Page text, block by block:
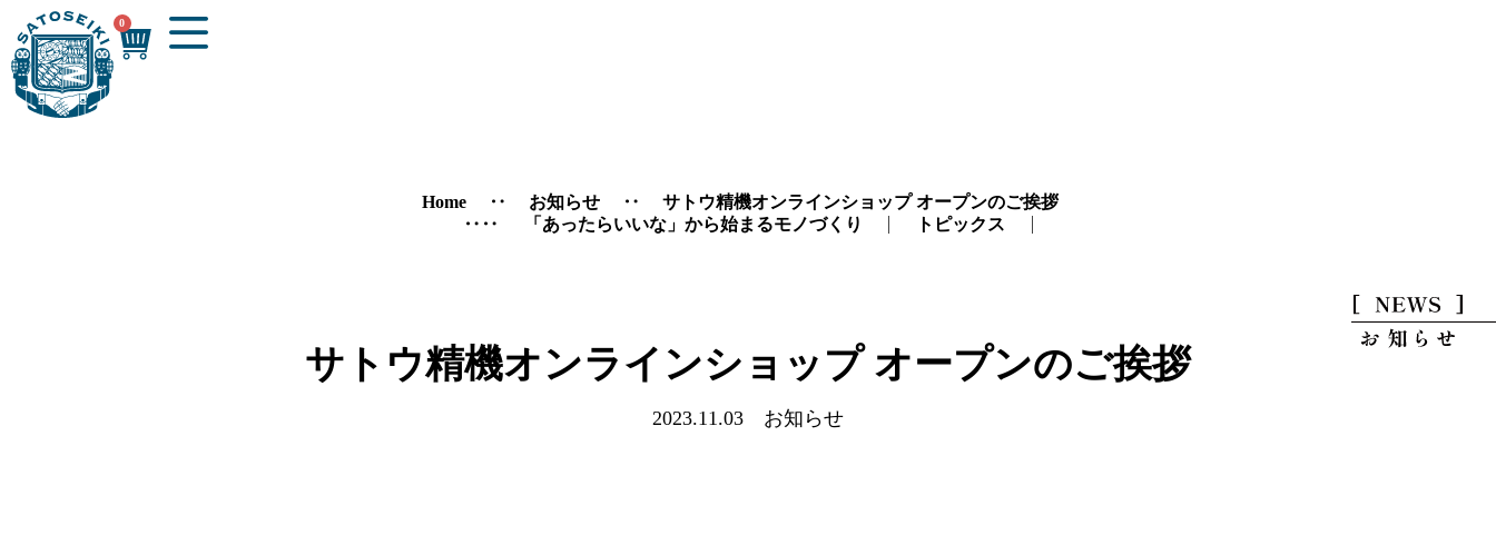
0
Home ‥ お知らせ ‥
サトウ精機オンラインショップ オープンのご挨拶
‥ ‥ 「あったらいいな」から始まるモノづくり トピックス
サトウ精機オンラインショップ オープンのご挨拶
2023.11.03 お知らせ